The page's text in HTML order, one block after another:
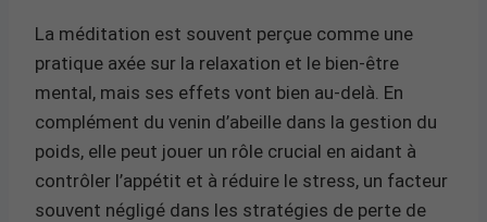
La méditation est souvent perçue comme une
pratique axée sur la relaxation et le bien-être
mental, mais ses effets vont bien au-delà. En
complément du venin d’abeille dans la gestion du
poids, elle peut jouer un rôle crucial en aidant à
contrôler l’appétit et à réduire le stress, un facteur
souvent négligé dans les stratégies de perte de